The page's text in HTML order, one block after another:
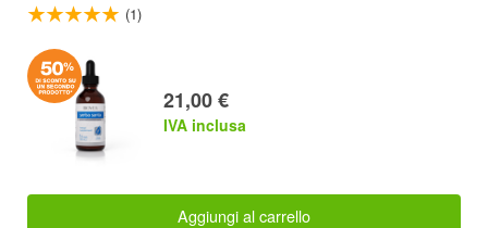
(1)
21,00 €
IVA inclusa
Aggiungi al carrello